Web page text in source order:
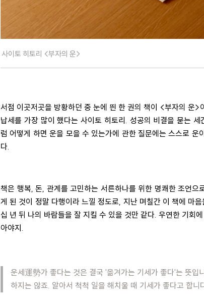
사이토 히토리 <부자의 운>
서점 이곳저곳을 방황하던 중 눈에 띈 한 권의 책이 <부자의 운>
납세를 가장 많이 했다는 사이토 히토리. 성공의 비결을 묻는
럼 어떻게 하면 운을 모을 수 있는가에 관한 질문에는 스스로
다.
책은 행복, 돈, 관계를 고민하는 서른하나를 위한 명쾌한 조언으
게 된 것이 정말 다행이라 느낄 정도로, 지난 며칠간 이 책에 마
십 년 뒤 나의 바람들을 잘 지킬 수 있을 것만 같다. 우연한 기회
아야지.
운세運勢가 좋다는 것은 결국 '옮겨가는 기세가 좋다'는 뜻입
하지는 않죠. 알아서 척척 일을 해치울 때 기세가 좋다고 합니